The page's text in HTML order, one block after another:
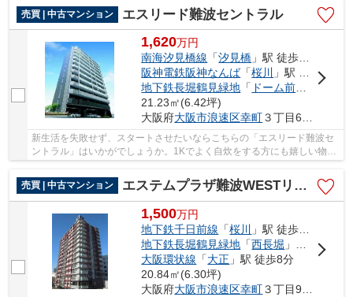
売買 | 中古マンション
エスリード難波セントラル
1,620万円
南海汐見橋線 「汐見橋 」駅 徒歩4分
阪神電鉄阪神なんば「桜川
」駅 徒歩5分
地下鉄長堀鶴見緑地 「 ドーム前千代崎
21.23㎡(6.42坪)
大阪府大阪市浪速区幸町３丁目6-11
新生活を失敗せず、スタートさせたいならこちらの「エスリード難波セ
ントラル」はいかがでしょうか。1Kでよく自炊をする方にも嬉しい物件
売買 | 中古マンション
エステムプラザ難波WESTリバークロス
1,500万円
地下鉄千日前線 「桜川
」駅 徒歩5分
地下鉄長堀鶴見緑地 「西長堀 」駅 徒歩10分
大阪環状線 「大正 」駅 徒歩8分
20.84㎡(6.30坪)
大阪府大阪市浪速区幸町３丁目9-19